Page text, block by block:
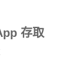
存取